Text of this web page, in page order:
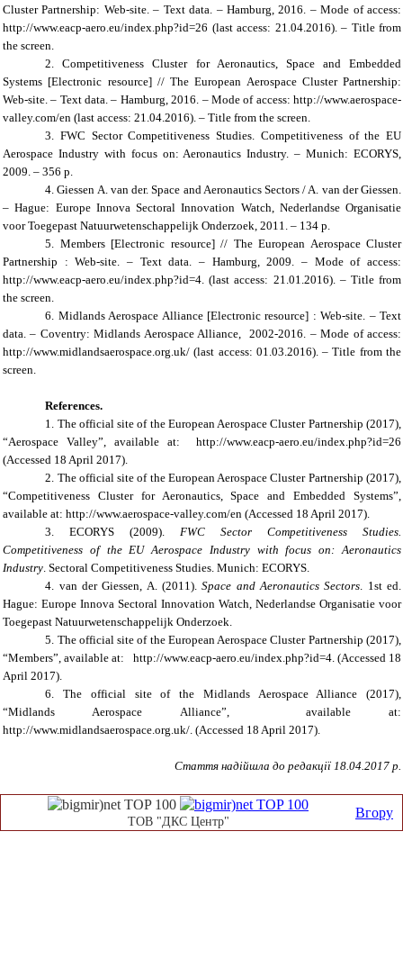
Cluster Partnership: Web-site. – Text data. – Hamburg, 2016. – Mode of access:
http://www.eacp-aero.eu/index.php?id=26 (last access: 21.04.2016). – Title from
the screen.
2. Competitiveness Cluster for Aeronautics, Space and Embedded
Systems [Electronic resource] // The European Aerospace Cluster Partnership:
Web-site. – Text data. – Hamburg, 2016. – Mode of access: http://www.aerospace-
valley.com/en (last access: 21.04.2016). – Title from the screen.
3. FWC Sector Competitiveness Studies. Competitiveness of the EU
Aerospace Industry with focus on: Aeronautics Industry. – Munich: ECORYS,
2009. – 356 p.
4. Giessen A. van der. Space and Aeronautics Sectors / A. van der Giessen.
– Hague: Europe Innova Sectoral Innovation Watch, Nederlandse Organisatie
voor Toegepast Natuurwetenschappelijk Onderzoek, 2011. – 134 p.
5. Members [Electronic resource] // The European Aerospace Cluster
Partnership : Web-site. – Text data. – Hamburg, 2009. – Mode of access:
http://www.eacp-aero.eu/index.php?id=4. (last access: 21.01.2016). – Title from
the screen.
6. Midlands Aerospace Alliance [Electronic resource] : Web-site. – Text
data. – Coventry: Midlands Aerospace Alliance, 2002-2016. – Mode of access:
http://www.midlandsaerospace.org.uk/ (last access: 01.03.2016). – Title from the
screen.
References.
1. The official site of the European Aerospace Cluster Partnership (2017),
“Aerospace Valley”, available at: http://www.eacp-aero.eu/index.php?id=26
(Accessed 18 April 2017).
2. The official site of the European Aerospace Cluster Partnership (2017),
“Competitiveness Cluster for Aeronautics, Space and Embedded Systems”,
available at: http://www.aerospace-valley.com/en (Accessed 18 April 2017).
3. ECORYS (2009).FWC Sector Competitiveness Studies.
Competitiveness of the EU Aerospace Industry with focus on: Aeronautics
Industry. Sectoral Competitiveness Studies. Munich: ECORYS.
4. van der Giessen, A. (2011).Space and Aeronautics Sectors. 1st ed.
Hague: Europe Innova Sectoral Innovation Watch, Nederlandse Organisatie voor
Toegepast Natuurwetenschappelijk Onderzoek.
5. The official site of the European Aerospace Cluster Partnership (2017),
“Members”, available at: http://www.eacp-aero.eu/index.php?id=4. (Accessed 18
April 2017).
6. The official site of the Midlands Aerospace Alliance (2017),
“Midlands Aerospace Alliance”, available at:
http://www.midlandsaerospace.org.uk/. (Accessed 18 April 2017).
Стаття надійшла до редакції 18.04.2017 р.
Вгору
ТОВ "ДКС Центр"